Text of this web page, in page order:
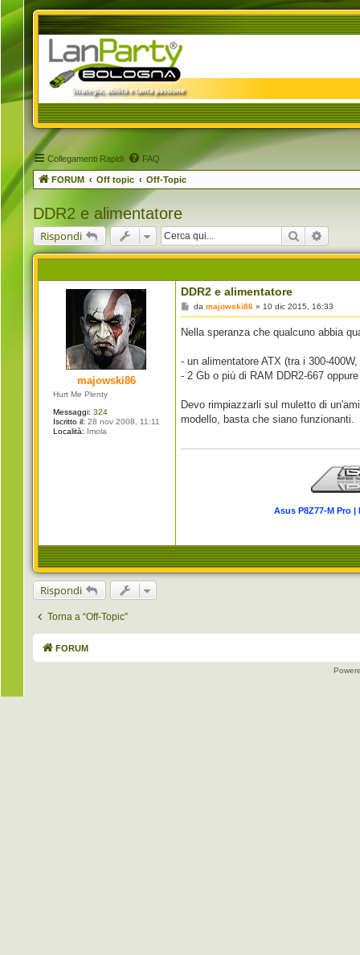
Collegamenti Rapidi FAQ
FORUM Off topic Off-Topic
DDR2 e alimentatore
Rispondi Cerca
majowski86
Hurt Me Plenty
Messaggi: 324
Iscritto il: 28 nov 2008, 11:11
Località: Imola
DDR2 e alimentatore
M
e
s
g
i
damajowski86 » 10 dic 2015, 16:33
Nella speranza che qualcuno abbia
- un alimentatore ATX (tra i 300-
- 2 Gb o più di RAM DDR2-667
Devo rimpiazzarli sul muletto di
modello, basta che siano funzionanti.
Asus P8Z77-M Pro |
Rispondi
Torna a “Off-Topic”
FORUM